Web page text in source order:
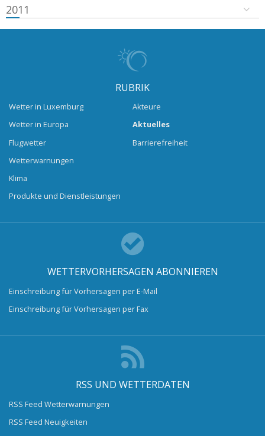
2011
RUBRIK
Wetter in Luxemburg
Wetter in Europa
Flugwetter
Wetterwarnungen
Klima
Produkte und Dienstleistungen
Akteure
Aktuelles
Barrierefreiheit
WETTERVORHERSAGEN ABONNIEREN
Einschreibung für Vorhersagen per E-Mail
Einschreibung für Vorhersagen per Fax
RSS UND WETTERDATEN
RSS Feed Wetterwarnungen
RSS Feed Neuigkeiten